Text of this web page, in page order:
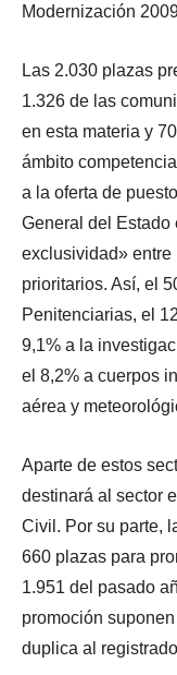
Modernización
Las 2.030 plazas
1.326 de las
en esta materia y
ámbito
a la oferta de
General del Estado
exclusividad» entre
prioritarios. Así, el
Penitenciarias, el
9,1% a la
el 8,2% a cuerpos
aérea y
Aparte de estos
destinará al sector
Civil. Por su parte,
660 plazas para
1.951 del pasado
promoción
duplica al